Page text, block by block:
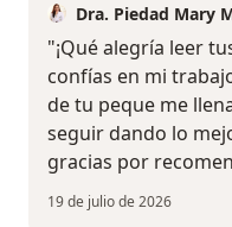
Dra. Piedad Mary
"¡Qué alegría leer
confías en mi
de tu peque me
seguir dando lo
gracias por
19 de julio de 2026